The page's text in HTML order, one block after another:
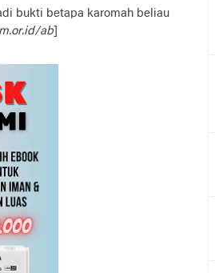
bukti betapa karomah beliau
ab]